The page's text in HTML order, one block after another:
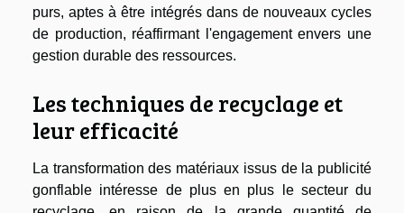
purs, aptes à être intégrés dans de nouveaux cycles
de production, réaffirmant l'engagement envers une
gestion durable des ressources.
Les techniques de recyclage et
leur efficacité
La transformation des matériaux issus de la publicité
gonflable intéresse de plus en plus le secteur du